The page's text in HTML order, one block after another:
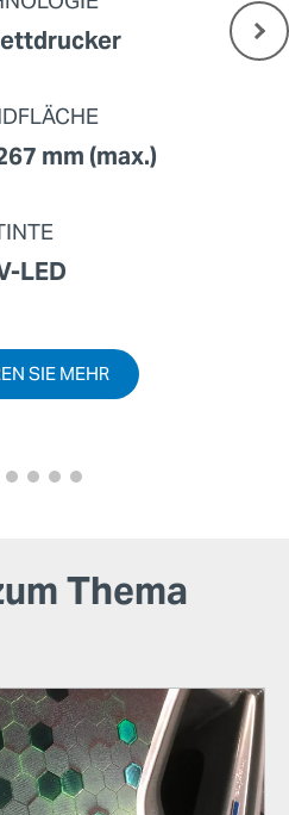
mm (max.)
LED
SIE MEHR
Thema